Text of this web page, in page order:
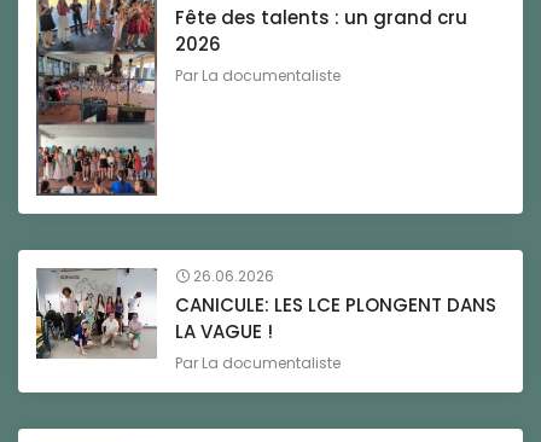
Fête des talents : un grand cru
2026
Par La documentaliste
26.06.2026
CANICULE: LES LCE PLONGENT DANS
LA VAGUE !
Par La documentaliste